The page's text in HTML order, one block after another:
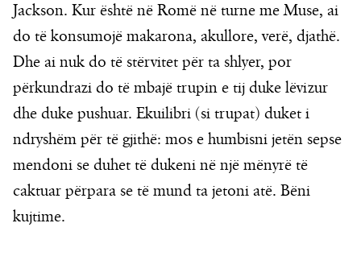
Jackson. Kur është në Romë në turne me Muse, ai
do të konsumojë makarona, akullore, verë, djathë.
Dhe ai nuk do të stërvitet për ta shlyer, por
përkundrazi do të mbajë trupin e tij duke lëvizur
dhe duke pushuar. Ekuilibri (si trupat) duket i
ndryshëm për të gjithë: mos e humbisni jetën sepse
mendoni se duhet të dukeni në një mënyrë të
caktuar përpara se të mund ta jetoni atë. Bëni
kujtime.